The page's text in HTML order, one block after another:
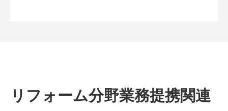
リフォーム分野業務提携関連